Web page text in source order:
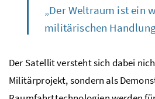
„Der Weltraum ist ein
militärischen
Der Satellit versteht sich dabei
Militärprojekt, sondern als